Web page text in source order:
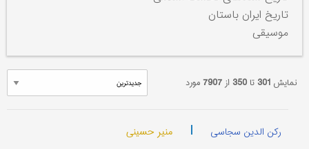
تاریخ ایران باستان
موسیقی
نمایش 301 تا350 از7907مورد
رکن الدین سجاسی | منیر حسینی